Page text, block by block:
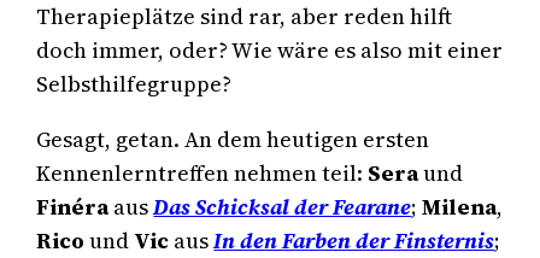
Therapieplätze sind rar, aber reden hilft
doch immer, oder? Wie wäre es also mit einer
Selbsthilfegruppe?
Gesagt, getan. An dem heutigen ersten
Kennenlerntreffen nehmen teil: Seraund
FinéraausDas Schicksal der Fearane;Milena,
Ricound Vic ausIn den Farben der Finsternis;